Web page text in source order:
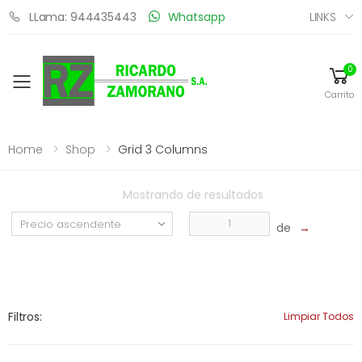
LLama: 944435443 Whatsapp LINKS
Toggle mobile menu
0
Carrito
Home Shop Grid 3 Columns
Mostrando de resultados
de →
Filtros: Limpiar Todos